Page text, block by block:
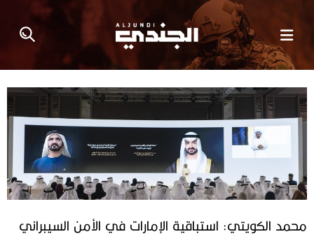
محمد الكويتي: استباقية الإمارات في الأمن السيبراني